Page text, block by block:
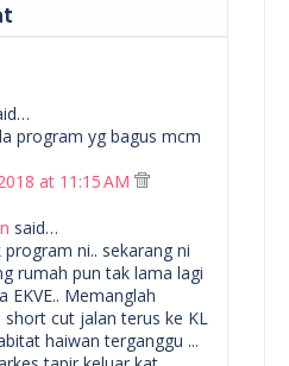
program yg bagus mcm
at 11:15 AM
said…
ni.. sekarang ni
rumah pun tak lama lagi
EKVE.. Memanglah
cut jalan terus ke KL
haiwan terganggu ...